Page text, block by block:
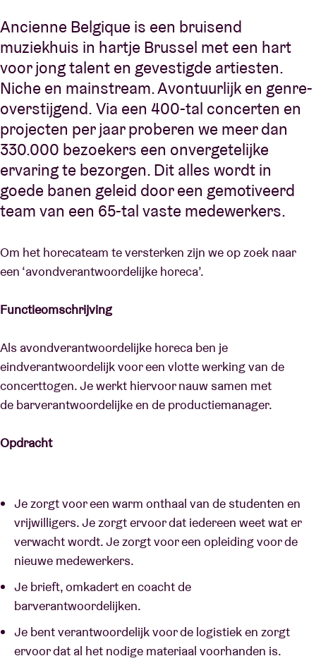
Contact
Ancienne Belgique is een bruisend
muziekhuis in hartje Brussel met een hart
voor jong talent en gevestigde artiesten.
Niche en mainstream. Avontuurlijk en genre-
overstijgend. Via een 400-tal concerten en
projecten per jaar proberen we meer dan
330.000 bezoekers een onvergetelijke
ervaring te bezorgen. Dit alles wordt in
goede banen geleid door een gemotiveerd
team van een 65-tal vaste medewerkers.
Om het horecateam te versterken zijn we op zoek naar
een ‘avondverantwoordelijke horeca’.
Functieomschrijving
Als avondverantwoordelijke horeca ben je
eindverantwoordelijk voor een vlotte werking van de
concerttogen. Je werkt hiervoor nauw samen met
de barverantwoordelijke en de productiemanager.
Opdracht
Je zorgt voor een warm onthaal van de studenten en
vrijwilligers. Je zorgt ervoor dat iedereen weet wat er
verwacht wordt. Je zorgt voor een opleiding voor de
nieuwe medewerkers.
Je brieft, omkadert en coacht de
barverantwoordelijken.
Je bent verantwoordelijk voor de logistiek en zorgt
ervoor dat al het nodige materiaal voorhanden is.